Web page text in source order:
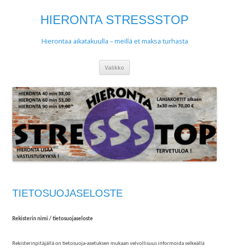
HIERONTA STRESSSTOP
Hierontaa aikatakuulla – meillä et maksa turhasta
Valikko
TIETOSUOJASELOSTE
Rekisterin nimi / tietosuojaseloste
Rekisterinpitäjällä on tietosuoja-asetuksen mukaan velvollisuus informoida selkeällä